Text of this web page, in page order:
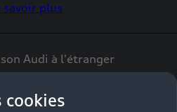
savoir plus
Audi à l'étranger
savoir plus
cookies